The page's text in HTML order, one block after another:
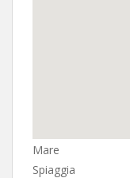
Mare
Spiaggia